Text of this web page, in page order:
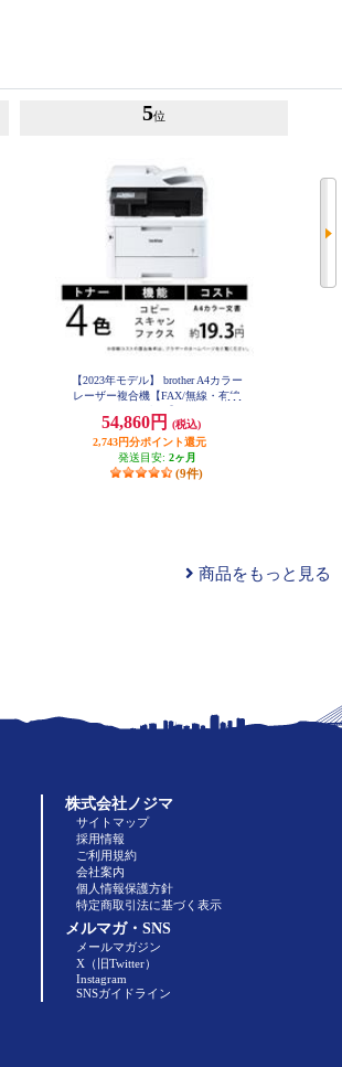
5位
【2023年モデル】 brother A4カラー
レーザー複合機【FAX/無線・有線
CDW
54,860円
(税込)
2,743円分ポイント還元
発送目安: 2ヶ月
(9件)
商品をもっと見る
株式会社ノジマ
サイトマップ
採用情報
ご利用規約
会社案内
個人情報保護方針
特定商取引法に基づく表示
メルマガ・SNS
メールマガジン
X（旧Twitter）
Instagram
SNSガイドライン